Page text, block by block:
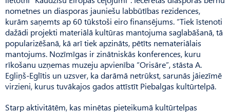
nometnes un diasporas jauniešu labbūtības rezidences,
kurām saņemts ap 60 tūkstoši eiro finansējums. “Tiek īstenoti
dažādi projekti materiālā kultūras mantojuma saglabāšanā, tā
popularizēšanā, kā arī tiek apzināts, pētīts nemateriālais
mantojums. Nozīmīgas ir zinātniskās konferences, kuru
rīkošanu uzņemas muzeju apvienība “Orisāre”, stāsta A.
Egliņš-Eglītis un uzsver, ka darāmā netrūkst, sarunās jāiezīmē
virzieni, kurus tuvākajos gados attīstīt Piebalgas kultūrtelpā.
Starp aktivitātēm, kas minētas pieteikumā kultūrtelpas